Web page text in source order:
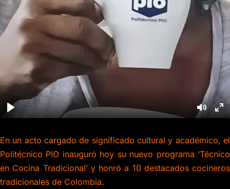
En un acto cargado de significado cultural y académico, el
Politécnico PIO inauguró hoy su nuevo programa ‘Técnico
en Cocina Tradicional’ y honró a 10 destacados cocineros
tradicionales de Colombia.